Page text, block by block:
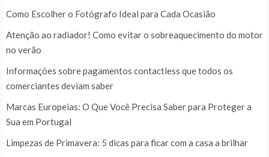
Como Escolher o Fotógrafo Ideal para Cada Ocasião
Atenção ao radiador! Como evitar o sobreaquecimento do motor
no verão
Informações sobre pagamentos contactless que todos os
comerciantes deviam saber
Marcas Europeias: O Que Você Precisa Saber para Proteger a
Sua em Portugal
Limpezas de Primavera: 5 dicas para ficar com a casa a brilhar